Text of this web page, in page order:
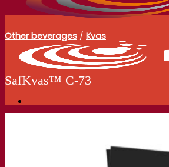
Expertos en fermentación
El Campus de Fermentis
Other beverages / Kvas
SafKvas™ C-73